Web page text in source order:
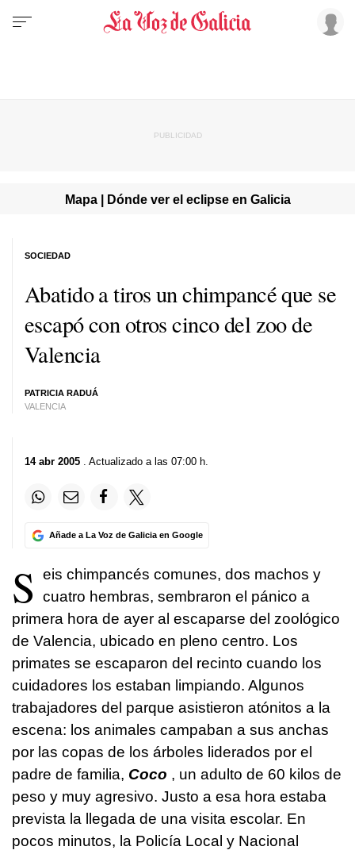
Mapa | Dónde ver el eclipse en Galicia
Abatido a tiros un chimpancé que se
escapó con otros cinco del zoo de
Valencia
PATRICIA RADUÁ
VALENCIA
SOCIEDAD
14 abr 2005 . Actualizado a las 07:00 h.
Añade a La Voz de Galicia en Google
S
eis chimpancés comunes, dos machos y
cuatro hembras, sembraron el pánico a
primera hora de ayer al escaparse del zoológico
de Valencia, ubicado en pleno centro. Los
primates se escaparon del recinto cuando los
cuidadores los estaban limpiando. Algunos
trabajadores del parque asistieron atónitos a la
escena: los animales campaban a sus anchas
por las copas de los árboles liderados por el
padre de familia, Coco , un adulto de 60 kilos de
peso y muy agresivo. Justo a esa hora estaba
prevista la llegada de una visita escolar. En
pocos minutos, la Policía Local y Nacional